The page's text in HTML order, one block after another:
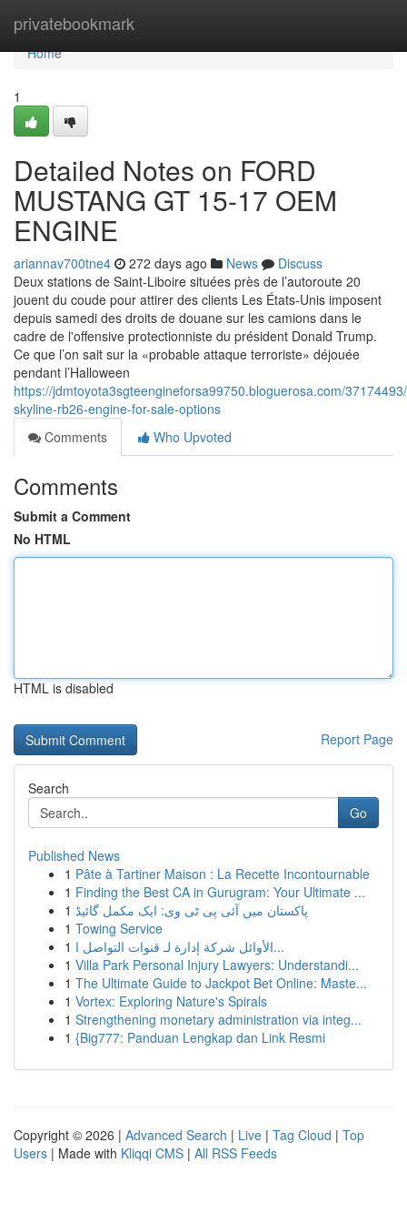
privatebookmark
Home
Home
1
Detailed Notes on FORD
MUSTANG GT 15-17 OEM
ENGINE
ariannav700tne4 272 days ago News
Discuss
Deux stations de Saint-Liboire situées près de l’autoroute 20
jouent du coude pour attirer des clients Les États-Unis imposent
depuis samedi des droits de douane sur les camions dans le
cadre de l'offensive protectionniste du président Donald Trump.
Ce que l’on sait sur la «probable attaque terroriste» déjouée
pendant l’Halloween
https://jdmtoyota3sgteengineforsa99750.bloguerosa.com/
skyline-rb26-engine-for-sale-options
Comments
Who Upvoted
Comments
Submit a Comment
No HTML
HTML is disabled
Report Page
Search
Go
Published News
1 Pâte à Tartiner Maison : La Recette Incontournable
1 Finding the Best CA in Gurugram: Your Ultimate ...
1 پاکستان میں آئی پی ٹی وی: ایک مکمل گائیڈ
1 Towing Service
1
الأوائل شركة إدارة لـ قنوات التواصل ا...
1 Villa Park Personal Injury Lawyers: Understandi...
1 The Ultimate Guide to Jackpot Bet Online: Maste...
1 Vortex: Exploring Nature's Spirals
1 Strengthening monetary administration via integ...
1 {Big777: Panduan Lengkap dan Link Resmi
Copyright © 2026 | Advanced Search | Live | Tag Cloud | Top
Users | Made with Kliqqi CMS | All RSS Feeds